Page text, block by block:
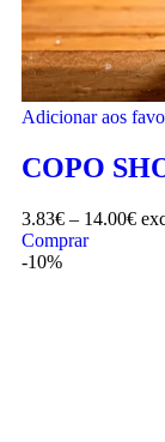
Adicionar aos
COPO
3.83€ – 14.00€
Comprar
-10%